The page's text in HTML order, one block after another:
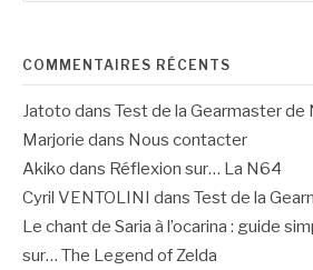
COMMENTAIRES RÉCENTS
Jatoto dans Test de la Gearmaster
Marjorie dans Nous contacter
Akiko dans Réflexion sur… La N64
Cyril VENTOLINI dans Test de la
Le chant de Saria à l’ocarina : guide
sur… The Legend of Zelda